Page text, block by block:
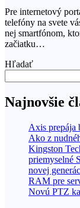
Pre internetový
telefóny na svete
nej smartfónom,
začiatku…
Hľadať
Najnovšie
Axis prepája
Ako z
Kingston
priemyselné
novej
RAM pre
Novú PTZ